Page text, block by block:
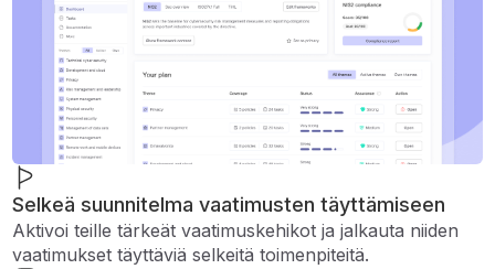
Selkeä suunnitelma vaatimusten täyttämiseen
Aktivoi teille tärkeät vaatimuskehikot ja jalkauta niiden
vaatimukset täyttäviä selkeitä toimenpiteitä.